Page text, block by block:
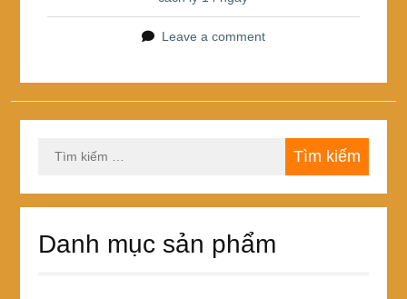
Leave a comment
kiếm
Danh mục sản phẩm